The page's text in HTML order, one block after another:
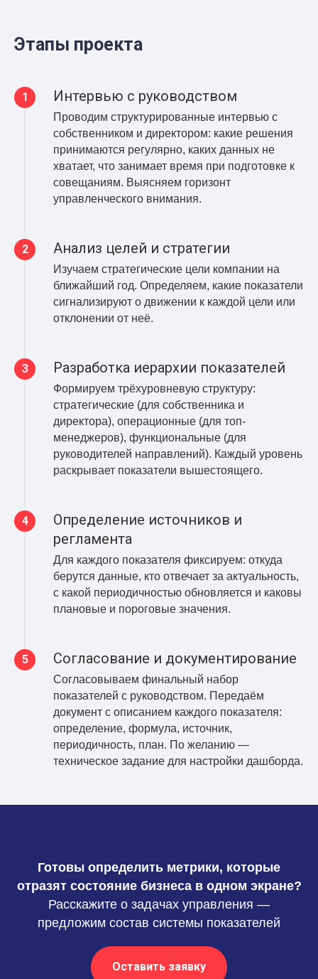
Этапы проекта
Интервью с руководством
Проводим структурированные интервью с
собственником и директором: какие решения
принимаются регулярно, каких данных не
хватает, что занимает время при подготовке к
совещаниям. Выясняем горизонт
управленческого внимания.
Анализ целей и стратегии
Изучаем стратегические цели компании на
ближайший год. Определяем, какие показатели
сигнализируют о движении к каждой цели или
отклонении от неё.
Разработка иерархии показателей
Формируем трёхуровневую структуру:
стратегические (для собственника и
директора), операционные (для топ-
менеджеров), функциональные (для
руководителей направлений). Каждый уровень
раскрывает показатели вышестоящего.
Определение источников и
регламента
Для каждого показателя фиксируем: откуда
берутся данные, кто отвечает за актуальность,
с какой периодичностью обновляется и каковы
плановые и пороговые значения.
Согласование и документирование
Согласовываем финальный набор
показателей с руководством. Передаём
документ с описанием каждого показателя:
определение, формула, источник,
периодичность, план. По желанию —
техническое задание для настройки дашборда.
Готовы определить метрики, которые
отразят состояние бизнеса в одном экране?
Расскажите о задачах управления —
предложим состав системы показателей
Оставить заявку